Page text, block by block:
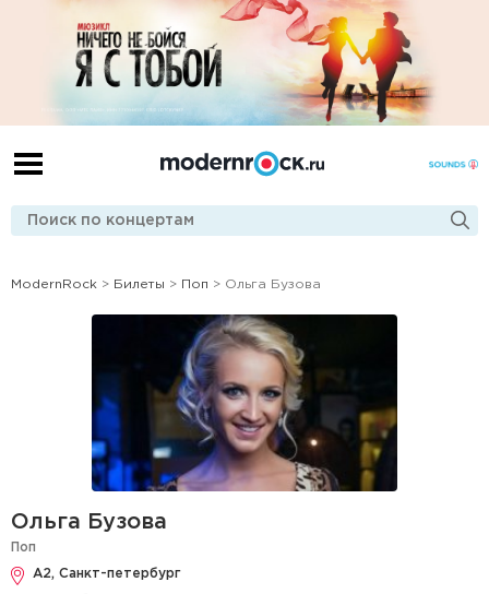
ModernRock > Билеты > Поп > Ольга Бузова
Ольга Бузова
Поп
А2, Санкт-петербург